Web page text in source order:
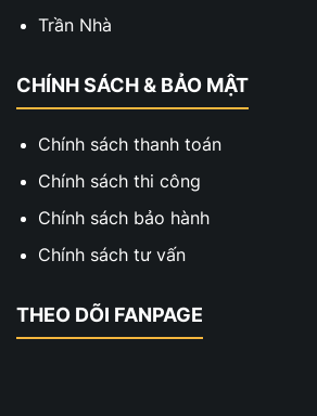
Trần Nhà
CHÍNH SÁCH & BẢO MẬT
Chính sách thanh toán
Chính sách thi công
Chính sách bảo hành
Chính sách tư vấn
THEO DÕI FANPAGE